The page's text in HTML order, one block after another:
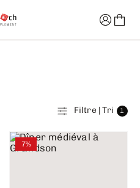
Filtre | Tri 1
7%